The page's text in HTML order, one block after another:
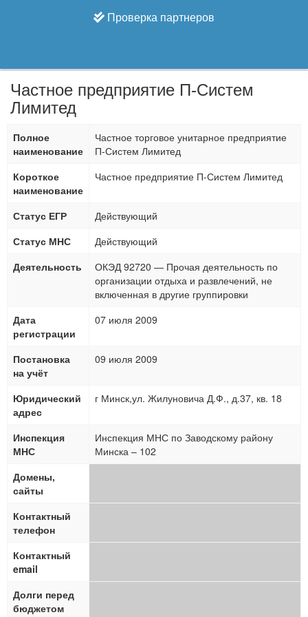
Проверка партнеров
Частное предприятие П-Систем
Лимитед
Полное
наименование
Частное торговое унитарное предприятие
П-Систем Лимитед
Короткое
наименование
Частное предприятие П-Систем Лимитед
Статус ЕГР
Действующий
Статус МНС
Действующий
Деятельность
ОКЭД 92720 — Прочая деятельность по
организации отдыха и развлечений, не
включенная в другие группировки
Дата
регистрации
07 июля 2009
Постановка
на учёт
09 июля 2009
Юридический
адрес
г Минск,ул. Жилуновича Д.Ф., д.37, кв. 18
Инспекция
МНС
Инспекция МНС по Заводскому району
Минска – 102
Домены,
сайты
Контактный
телефон
Контактный
email
Долги перед
бюджетом